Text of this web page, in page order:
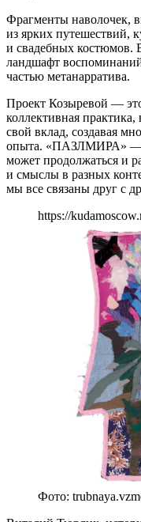
Фрагменты наволочек,
из ярких путешествий,
и свадебных костюмов.
ландшафт
частью метанарратива.
Проект Козыревой —
коллективная
свой вклад, создавая
опыта. «ПАЗЛМИРА» —
может продолжаться и
и смыслы в разных
мы все связаны друг с
https://
Фото: